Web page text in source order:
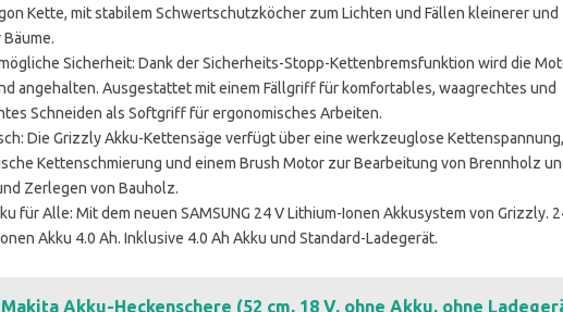
Kette, mit stabilem Schwertschutzköcher zum Lichten und Fällen kleinerer und
Sicherheit: Dank der Sicherheits-Stopp-Kettenbremsfunktion wird die
angehalten. Ausgestattet mit einem Fällgriff für komfortables, waagrechtes und
Schneiden als Softgriff für ergonomisches Arbeiten.
Die Grizzly Akku-Kettensäge verfügt über eine werkzeuglose Kettenspannung,
Kettenschmierung und einem Brush Motor zur Bearbeitung von Brennholz
Zerlegen von Bauholz.
für Alle: Mit dem neuen SAMSUNG 24 V Lithium-Ionen Akkusystem von Grizzly.
Akku 4.0 Ah. Inklusive 4.0 Ah Akku und Standard-Ladegerät.
Makita Akku-Heckenschere (52 cm, 18 V, ohne Akku, ohne